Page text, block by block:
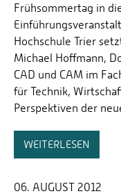
Frühsommertag in
Hochschule Trier
Michael Hoffmann,
CAD und CAM im
für Technik,
Perspektiven der
WEITERLESEN
06. AUGUST 2012